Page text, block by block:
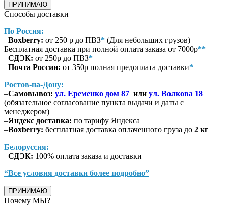
ПРИНИМАЮ
Способы доставки
По Россия:
–Boxberry: от 250 р до ПВЗ* (Для небольших грузов)
Бесплатная доставка при полной оплата заказа от 7000р**
–СДЭК: от 250р до ПВЗ*
–Почта России: от 350р полная предоплата доставки*
Ростов-на-Дону:
–Самовывоз: ул. Еременко дом 87 или ул. Волкова 18
(обязательное согласование пункта выдачи и даты с
менеджером)
–Яндекс доставка: по тарифу Яндекса
–Boxberry: бесплатная доставка оплаченного груза до 2 кг
Белоруссия:
–СДЭК: 100% оплата заказа и доставки
“Все условия доставки более подробно”
ПРИНИМАЮ
Почему МЫ?